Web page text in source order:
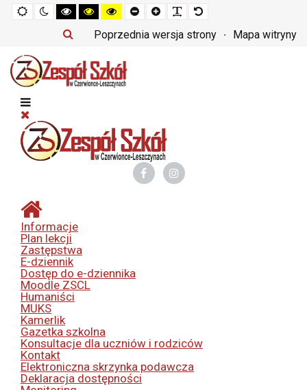
Tryb
domyślny
Tryb
nocny
Tryb
czarno-
biały
o
kontraście
Tryb
czarno-
żółty
o
kontraście
Tryb
żółto-
czarny
o
kontraście
Set
smaller
font
Set
larger
font
Make
font
more
readable
Set
default
font
Poprzednia wersja strony Mapa witryny
Informacje
Plan lekcji
Zastępstwa
E-dziennik
Dostęp do e-dziennika
Moodle ZSCL
Humaniści
MUKS
Kamerlik
Gazetka szkolna
Konsultacje dla uczniów i rodziców
Kontakt
Elektroniczna skrzynka podawcza
Deklaracja dostępności